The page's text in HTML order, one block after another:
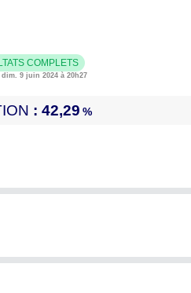
COMPLETS
9 juin 2024 à 20h27
42,29 %